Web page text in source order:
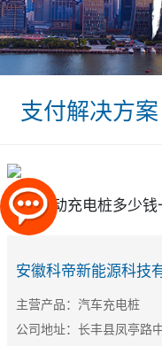
支付解决方案
安徽移动充电桩多少
安徽科帝新能源科技
主营产品：汽车充电桩